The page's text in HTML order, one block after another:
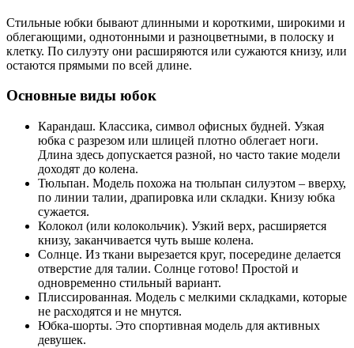
Стильные юбки бывают длинными и короткими, широкими и
облегающими, однотонными и разноцветными, в полоску и
клетку. По силуэту они расширяются или сужаются книзу, или
остаются прямыми по всей длине.
Основные виды юбок
Карандаш. Классика, символ офисных будней. Узкая
юбка с разрезом или шлицей плотно облегает ноги.
Длина здесь допускается разной, но часто такие модели
доходят до колена.
Тюльпан. Модель похожа на тюльпан силуэтом – вверху,
по линии талии, драпировка или складки. Книзу юбка
сужается.
Колокол (или колокольчик). Узкий верх, расширяется
книзу, заканчивается чуть выше колена.
Солнце. Из ткани вырезается круг, посередине делается
отверстие для талии. Солнце готово! Простой и
одновременно стильный вариант.
Плиссированная. Модель с мелкими складками, которые
не расходятся и не мнутся.
Юбка-шорты. Это спортивная модель для активных
девушек.